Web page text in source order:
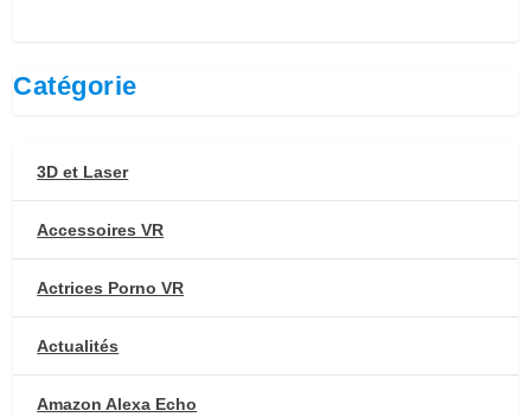
Catégorie
3D et Laser
Accessoires VR
Actrices Porno VR
Actualités
Amazon Alexa Echo